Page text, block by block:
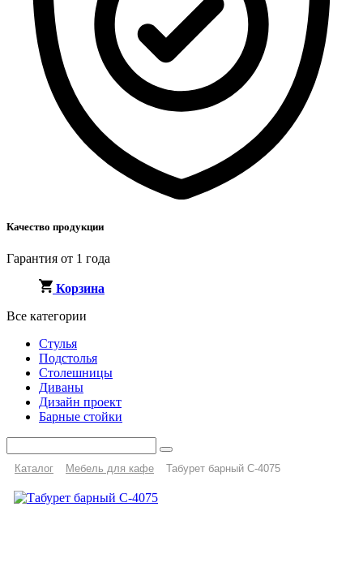
Качество продукции
Гарантия от 1 года
Корзина
Все категории
Стулья
Подстолья
Столешницы
Диваны
Дизайн проект
Барные стойки
Каталог Мебель для кафе Табурет барный C-4075